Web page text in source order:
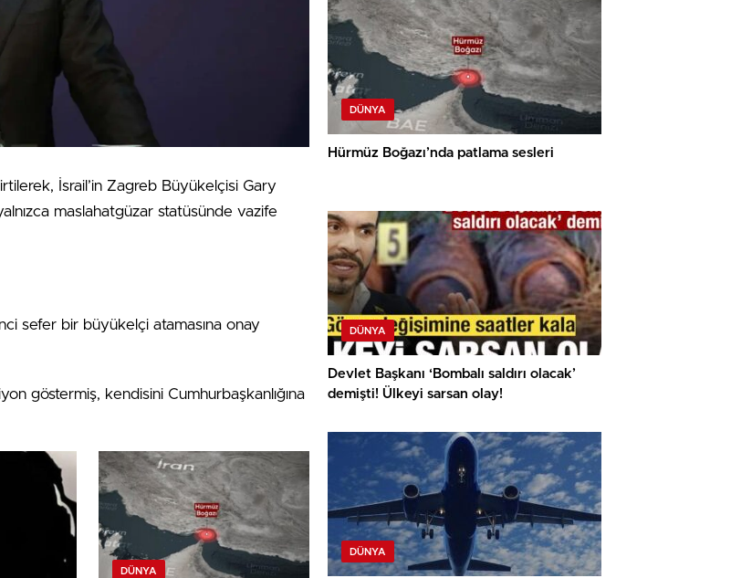
İsrail’in Zagreb Büyükelçisi Gary
maslahatgüzar statüsünde vazife
sefer bir büyükelçi atamasına onay
göstermiş, kendisini Cumhurbaşkanlığına
DÜNYA
DÜNYA
Hürmüz Boğazı’nda patlama sesleri
DÜNYA
Devlet Başkanı ‘Bombalı saldırı olacak’
demişti! Ülkeyi sarsan olay!
DÜNYA